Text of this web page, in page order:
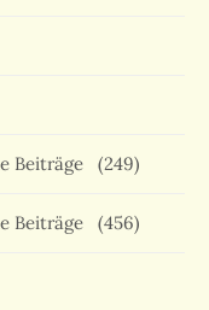
Beiträge (249)
Beiträge (456)